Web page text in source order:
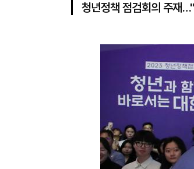
청년정책 점검회의 주재